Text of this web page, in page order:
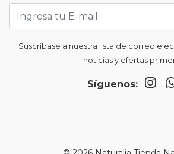
Suscríbase a nuestra lista de correo
noticias y ofertas
Síguenos: